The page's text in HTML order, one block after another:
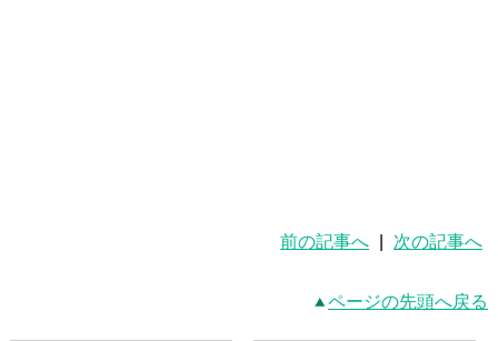
前の記事へ 次の記事へ
ページの先頭へ戻る